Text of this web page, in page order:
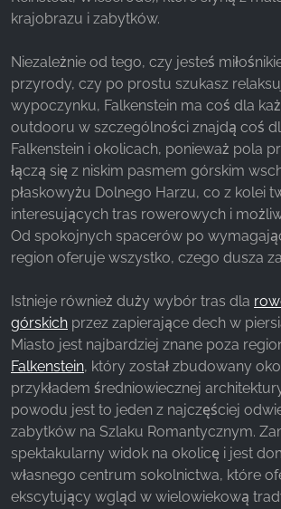
krajobrazu i zabytków.
Niezależnie od tego, czy jesteś
przyrody, czy po prostu szukasz
wypoczynku, Falkenstein ma coś dla
outdooru w szczególności znajdą coś
Falkenstein i okolicach, ponieważ pola
łączą się z niskim pasmem górskim
płaskowyżu Dolnego Harzu, co z kolei
interesujących tras rowerowych i
Od spokojnych spacerów po
region oferuje wszystko, czego dusza
Istnieje również duży wybór tras dla
górskich przez zapierające dech w
Miasto jest najbardziej znane poza
Falkenstein, który został zbudowany
przykładem średniowiecznej
powodu jest to jeden z najczęściej
zabytków na Szlaku Romantycznym.
spektakularny widok na okolicę i jest
własnego centrum sokolnictwa, które
ekscytujący wgląd w wielowiekową
_fbp, fr, _fbq, fbq
Provider:
Facebook Ireland Ltd.
Pomiar reklam i marketing
Cookie duration:
3 miesiące - 1 rok
STATYSTYKI
Statystyczne pliki cookie zbierają
anonimowo. Informacje te
zrozumieć, w jaki sposób
z naszej witryny.
Google Analytics
Name: